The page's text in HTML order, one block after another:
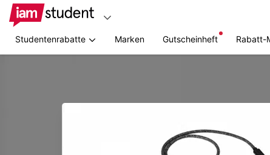
Studentenrabatte Marken Gutscheinheft Rabatt-